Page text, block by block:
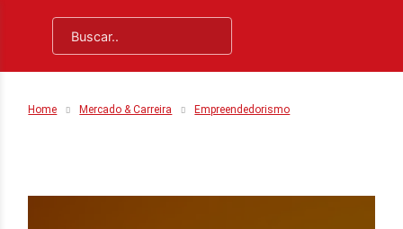
Home Mercado & Carreira Empreendedorismo